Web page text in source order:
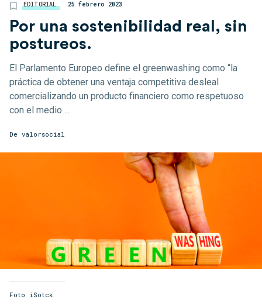
EDITORIAL 25 febrero 2023
Por una sostenibilidad real, sin
postureos.
El Parlamento Europeo define el greenwashing como “la
práctica de obtener una ventaja competitiva desleal
comercializando un producto financiero como respetuoso
con el medio ...
De valorsocial
Foto iSotck